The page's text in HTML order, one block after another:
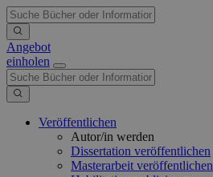
Angebot
einholen
Veröffentlichen
Autor/in werden
Dissertation veröffentlichen
Masterarbeit veröffentlichen